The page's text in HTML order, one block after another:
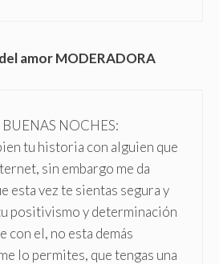
amor MODERADORA
NOCHES:
tu historia con alguien que
sin embargo me da
esta vez te sientas segura y
positivismo y determinación
con el, no esta demás
lo permites, que tengas una